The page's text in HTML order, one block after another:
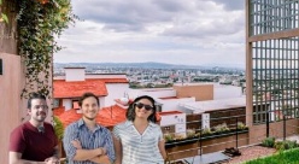
Dimensiones
m2 de construcción